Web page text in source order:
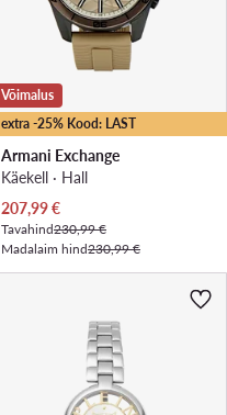
extra -25% Kood: LAST
Võimalus
Armani Exchange
Käekell · Hall
Praegune hind
207,99€
Tavahind230,99 €
Madalaim hind230,99 €